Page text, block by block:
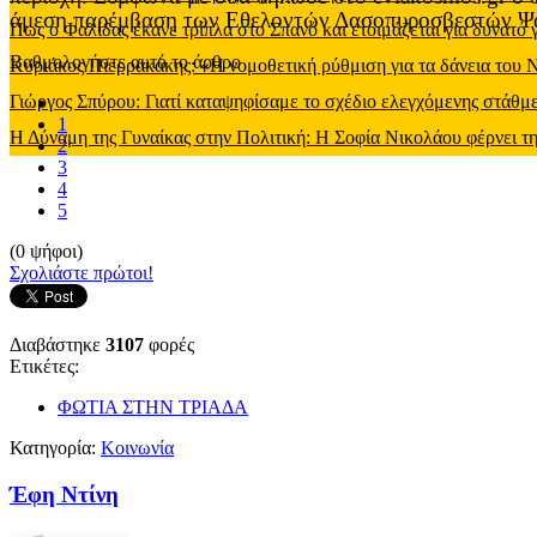
Πως ο Φαλίδας έκανε τρίπλα στο Σπανό και ετοιμάζεται για
Κυριάκος Πιερρακάκης: «Η νομοθετική ρύθμιση για τα δάνεια
Γιώργος Σπύρου: Γιατί καταψηφίσαμε το σχέδιο ελεγχόμενης
Η Δύναμη της Γυναίκας στην Πολιτική: Η Σοφία Νικολάου φέρνει
άμεση παρέμβαση των Εθελοντών Δασοπυροσβεστών
Βαθμολογήστε αυτό το άρθρο
1
2
3
4
5
(0 ψήφοι)
Σχολιάστε πρώτοι!
Διαβάστηκε 3107 φορές
Ετικέτες:
ΦΩΤΙΑ ΣΤΗΝ ΤΡΙΑΔΑ
Κατηγορία: Κοινωνία
Έφη Ντίνη